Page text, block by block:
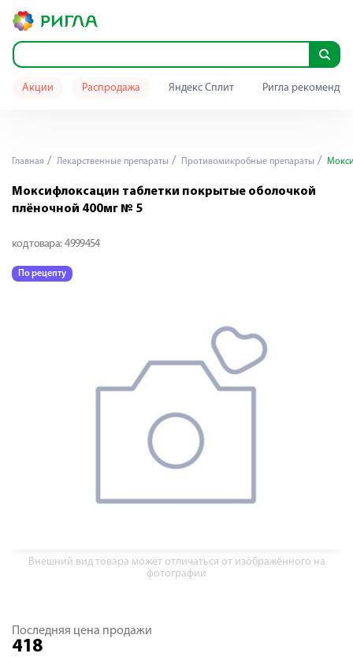
Акции Распродажа Яндекс Сплит Ригла
Главная Лекарственные препараты Противомикробные препараты
Моксифлоксацин таблетки покрытые оболочкой
плёночной 400мг № 5
код товара: 4999454
По рецепту
Внешний вид товара может отличаться от изображённого на
фотографии
Последняя цена продажи
418